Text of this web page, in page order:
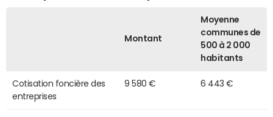
Montant
Moyenne
communes de
500 à 2 000
habitants
Cotisation foncière des
entreprises
9 580 € 6 443 €